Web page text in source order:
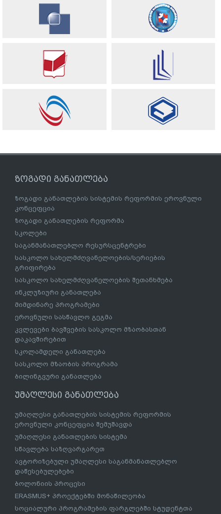
ზოგადი განათლება
ზოგადი განათლების სისტემის რეფორმის ეროვნული
კონცეფცია
ზოგადი განათლების რეფორმა
სკოლები
საგანმანათლებლო რესურსცენტრები
სასკოლო სახელმძღვანელოების/სერიების
გრიფირება
სასკოლო სახელმძღვანელოების შეთანხმება
ინკლუზიური განათლება
მიმდინარე პროგრამები
ეროვნული სასწავლო გეგმა
კვლევები ბავშვების სასკოლო მზაობასთან
დაკავშირებით
სკოლამდელი განათლება
სასკოლო მზაობის პროგრამა
ბილინგვური განათლება
უმაღლესი განათლება
უმაღლესი განათლების სისტემის რეფორმის
ეროვნული კონცეფცია შემუშავდა
უმაღლესი განათლების სისტემა
სწავლება საზღვარგარეთ
ავტორიზებული უმაღლესი საგანმანათლებლო
დაწესებულებები
ბოლონიის პროცესი
ERASMUS+ პროექტებში მონაწილეობა
სოციალური პროგრამების ფარგლებში სტუდენტთა